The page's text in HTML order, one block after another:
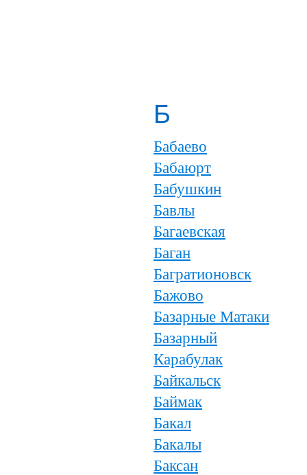
Б
Бабаево
Бабаюрт
Бабушкин
Бавлы
Багаевская
Баган
Багратионовск
Бажово
Базарные Матаки
Базарный
Карабулак
Байкальск
Баймак
Бакал
Бакалы
Баксан